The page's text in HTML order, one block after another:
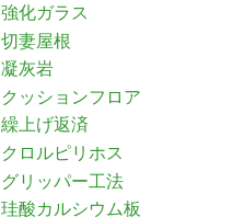
強化ガラス
切妻屋根
凝灰岩
クッションフロア
繰上げ返済
クロルピリホス
グリッパー工法
珪酸カルシウム板